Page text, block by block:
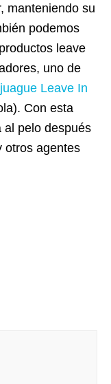
manteniendo su
podemos
leave
uno de
Leave In
Con esta
al pelo después
otros agentes